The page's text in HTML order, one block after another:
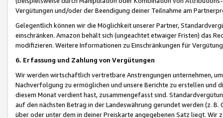
Vergütungen und/oder der Beendigung deiner Teilnahme am
Gelegentlich können wir die Möglichkeit unserer Partner,
einschränken. Amazon behält sich (ungeachtet etwaiger Fristen) das
modifizieren. Weitere Informationen zu Einschränkungen für
6. Erfassung und Zahlung von Vergütungen
Wir werden wirtschaftlich vertretbare Anstrengungen unternehmen,
Nachverfolgung zu ermöglichen und unsere Berichte zu erstellen und
diesem Monat verdient hast, zusammengefasst sind.
auf den nächsten Betrag in der Landeswährung gerundet werden (z.
über oder unter dem in deiner Preiskarte angegebenen Satz liegt.